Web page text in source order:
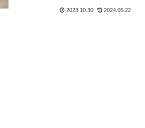
2023.10.30 2024.05.22